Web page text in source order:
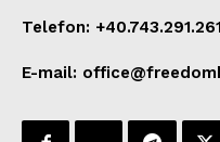
Telefon: +40.743.291.261
E-mail: